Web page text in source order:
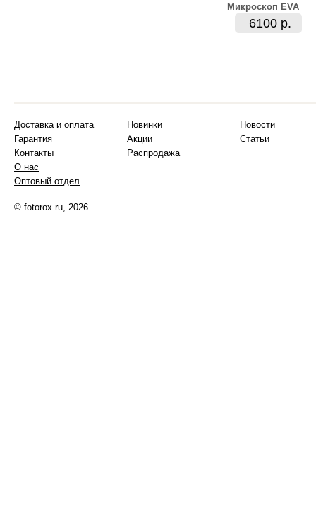
Микроскоп EVA
6100 р.
Доставка и оплата
Гарантия
Контакты
О нас
Оптовый отдел
Новинки
Акции
Распродажа
Новости
Статьи
© fotorox.ru, 2026